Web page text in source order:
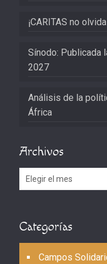
¡CARITAS no
Sínodo: Publicada
2027
Análisis de la
África
Archivos
Archivos
Categorías
Campos